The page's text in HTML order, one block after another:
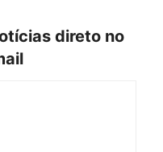
direto no